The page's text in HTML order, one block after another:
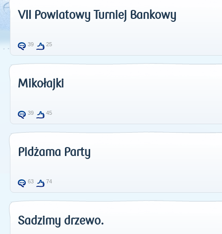
VII Powiatowy Turniej Bankowy
39 25
Mikołajki
39 45
Pidżama Party
63 74
Sadzimy drzewo.